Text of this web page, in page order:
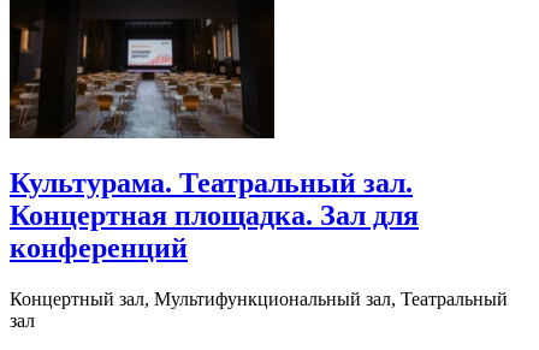
Культурама. Театральный зал.
Концертная площадка. Зал для
конференций
Концертный зал, Мультифункциональный зал, Театральный
зал